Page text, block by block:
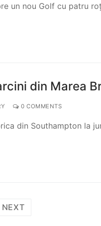
un nou Golf cu patru
din Marea
0 COMMENTS
din Southampton la
NEXT